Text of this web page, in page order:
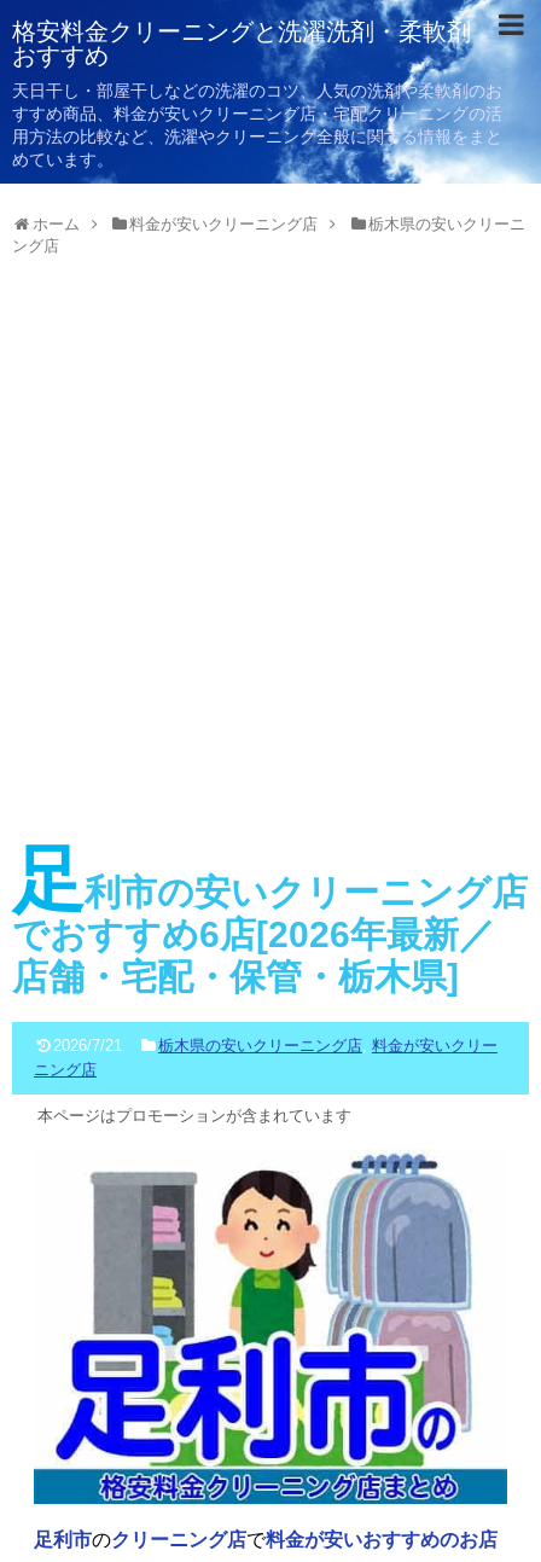
格安料金クリーニングと洗濯洗剤・柔軟剤
おすすめ
天日干し・部屋干しなどの洗濯のコツ、人気の洗剤や柔軟剤のお
すすめ商品、料金が安いクリーニング店・宅配クリーニングの活
用方法の比較など、洗濯やクリーニング全般に関する情報をまと
めています。
ホーム 料金が安いクリーニング店
栃木県の安いクリーニ
ング店
足利市の安いクリーニング店
でおすすめ6店[2026年最新／
店舗・宅配・保管・栃木県]
2026/7/21 栃木県の安いクリーニング店, 料金が安いクリー
ニング店
本ページはプロモーションが含まれています
足利市のクリーニング店で料金が安いおすすめのお店